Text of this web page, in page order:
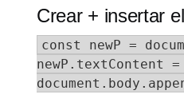
Crear + insertar
const newP =
newP.textContent